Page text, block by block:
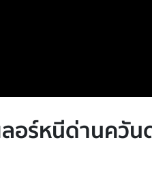
ลอร์หนีด่านควัน